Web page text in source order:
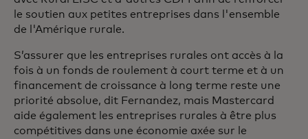
le soutien aux petites entreprises dans l'ensemble
de l'Amérique rurale.
S’assurer que les entreprises rurales ont accès à la
fois à un fonds de roulement à court terme et à un
financement de croissance à long terme reste une
priorité absolue, dit Fernandez, mais Mastercard
aide également les entreprises rurales à être plus
compétitives dans une économie axée sur le